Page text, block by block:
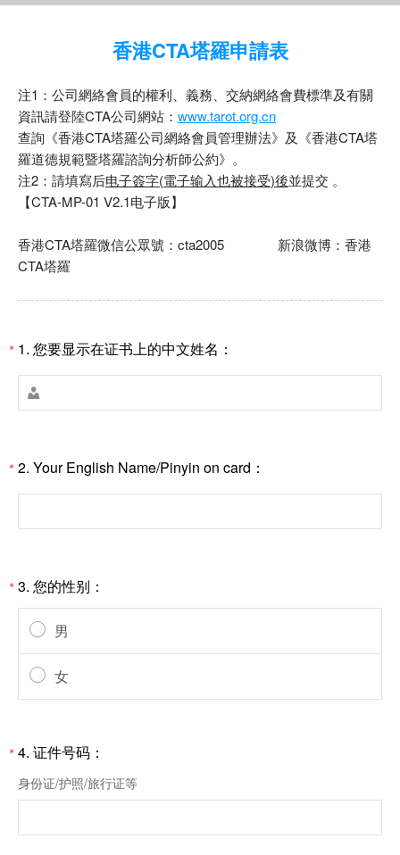
香港CTA塔羅申請表
注1：公司網絡會員的權利、義務、交納網絡會費標準及有關
資訊請登陸CTA公司網站： www.tarot.org.cn
查詢《香港CTA塔羅公司網絡會員管理辦法》及《香港CTA塔
羅道德規範暨塔羅諮詢分析師公約》。
注2：請填寫后电子簽字(電子输入也被接受)後並提交 。
【CTA-MP-01 V2.1电子版】
香港CTA塔羅微信公眾號：cta2005 新浪微博：香港
CTA塔羅
* 1. 您要显示在证书上的中文姓名：

*2. Your English Name/Pinyin on card：
*3. 您的性别：
男
女
*4. 证件号码：
身份证/护照/旅行证等